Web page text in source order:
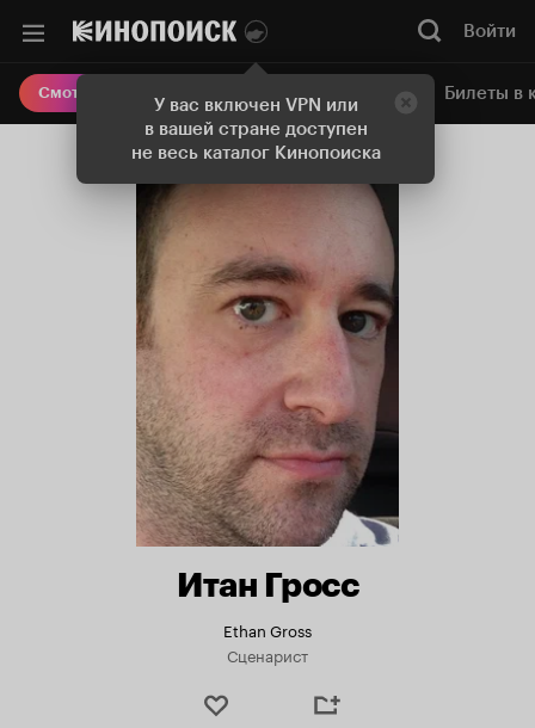
У вас включен VPN или
в вашей стране доступен
не весь каталог Кинопоиска
Войти
Смотреть кино Онлайн-кинотеатр Билеты в
Итан Гросс
Ethan Gross
Сценарист